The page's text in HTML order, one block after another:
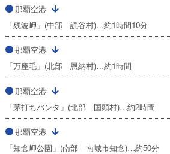
那覇空港
「残波岬」(中部 読谷村)…約1時間10分
那覇空港
「万座毛」(北部 恩納村)…約1時間
那覇空港
「茅打ちバンタ」(北部 国頭村)…約2時間
那覇空港
「知念岬公園」(南部 南城市知念)…約50分